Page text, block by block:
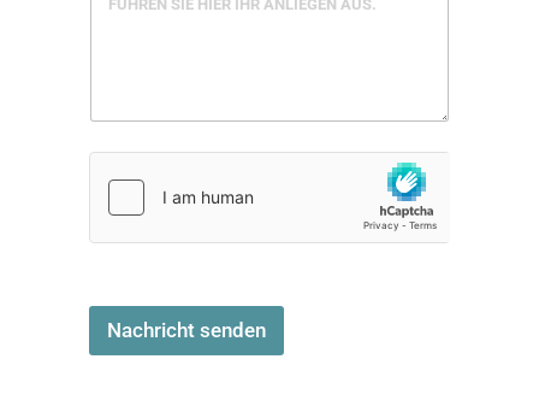
Nachricht senden